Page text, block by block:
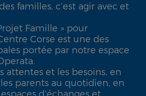
familles, c’est agir avec et
Famille » pour
Corse est une des
portée par notre espace
attentes et les besoins, en
parents au quotidien, en
d’échanges et